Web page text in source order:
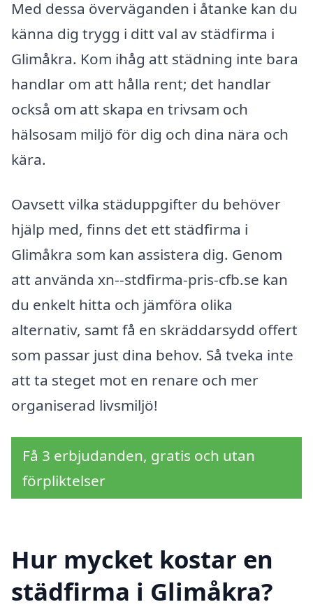
Med dessa överväganden i åtanke kan du
känna dig trygg i ditt val av städfirma i
Glimåkra. Kom ihåg att städning inte bara
handlar om att hålla rent; det handlar
också om att skapa en trivsam och
hälsosam miljö för dig och dina nära och
kära.
Oavsett vilka städuppgifter du behöver
hjälp med, finns det ett städfirma i
Glimåkra som kan assistera dig. Genom
att använda xn--stdfirma-pris-cfb.se kan
du enkelt hitta och jämföra olika
alternativ, samt få en skräddarsydd offert
som passar just dina behov. Så tveka inte
att ta steget mot en renare och mer
organiserad livsmiljö!
Få 3 erbjudanden, gratis och utan
förpliktelser
Hur mycket kostar en
städfirma i Glimåkra?